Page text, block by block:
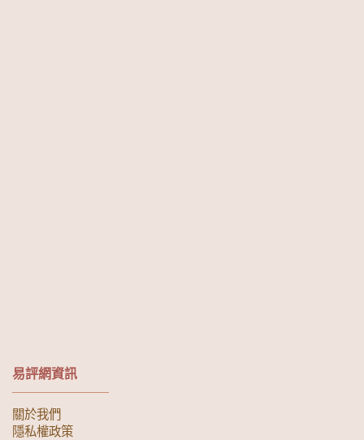
易評網資訊
關於我們
隱私權政策